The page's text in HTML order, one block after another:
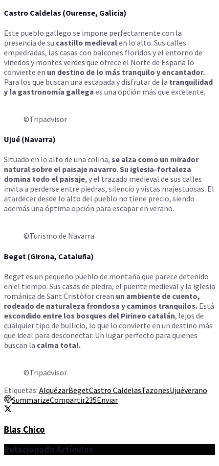
Castro Caldelas (Ourense, Galicia)
Este pueblo gallego se impone perfectamente con la
presencia de su castillo medievalen lo alto. Sus calles
empedradas, las casas con balcones floridos y el entorno de
viñedos y montes verdes que ofrece el Norte de España lo
convierte en un destino de lo más tranquilo y encantador.
Para los que buscan una escapada y disfrutar de la tranquilidad
y la gastronomía gallega es una opción más que excelente.
©Tripadvisor
Ujué (Navarra)
Situado en lo alto de una colina, se alza como un mirador
natural sobre el paisaje navarro. Su iglesia-fortaleza
domina todo el paisaje, y el trazado medieval de sus calles
invita a perderse entre piedras, silencio y vistas majestuosas. El
atardecer desde lo alto del pueblo no tiene precio, siendo
además una óptima opción para escapar en verano.
©Turismo de Navarra
Beget (Girona, Cataluña)
Beget es un pequeño pueblo de montaña que parece detenido
en el tiempo. Sus casas de piedra, el puente medieval y la iglesia
románica de Sant Cristòfor crean un ambiente de cuento,
rodeado de naturaleza frondosa y caminos tranquilos. Está
escondido entre los bosques del Pirineo catalán, lejos de
cualquier tipo de bullicio, lo que lo convierte en un destino más
que ideal para desconectar. Un lugar perfecto para quienes
buscan la calma total.
©Tripadvisor
Etiquetas: AlquézarBegetCastro CaldelasTazonesUjuéverano
SummarizeCompartir235Enviar
Blas Chico
Relacionado Artículos